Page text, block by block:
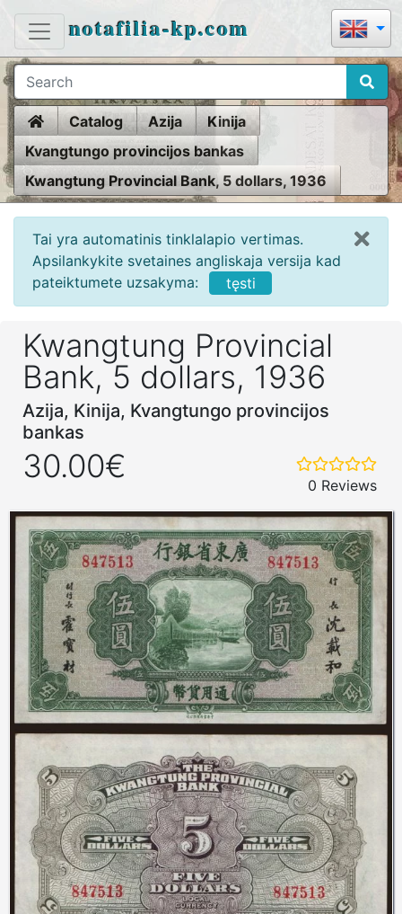
notafilia-kp.com
HomeCatalog Azija
Kinija
Kvangtungo provincijos bankas
Kwangtung Provincial Bank, 5 dollars, 1936
Tai yra automatinis tinklalapio vertimas.
Apsilankykite svetaines angliskaja versija kad
pateiktumete uzsakyma:
tęsti
Kwangtung Provincial
Bank, 5 dollars, 1936
Azija, Kinija, Kvangtungo provincijos
bankas
30.00€
0 Reviews